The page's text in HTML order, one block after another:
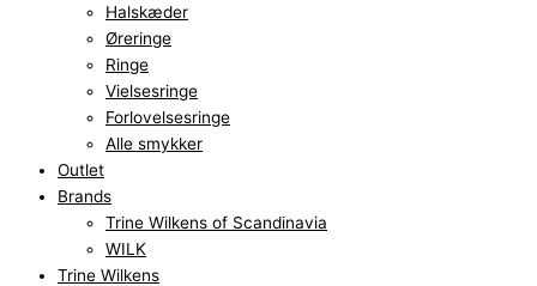
Halskæder
Øreringe
Ringe
Vielsesringe
Forlovelsesringe
Alle smykker
Outlet
Brands
Trine Wilkens of Scandinavia
WILK
Trine Wilkens